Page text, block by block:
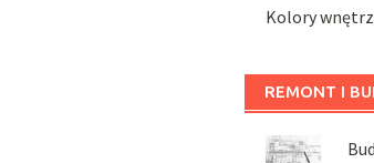
Kolory
REMONT I